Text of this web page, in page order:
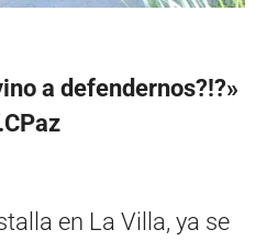
a defendernos?!?»
en La Villa, ya se